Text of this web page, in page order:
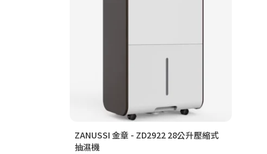
ZANUSSI 金章 - ZD2922 28公升壓縮式
抽濕機